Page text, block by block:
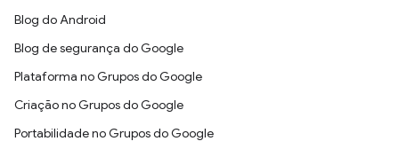
Blog do Android
Blog de segurança do Google
Plataforma no Grupos do Google
Criação no Grupos do Google
Portabilidade no Grupos do Google